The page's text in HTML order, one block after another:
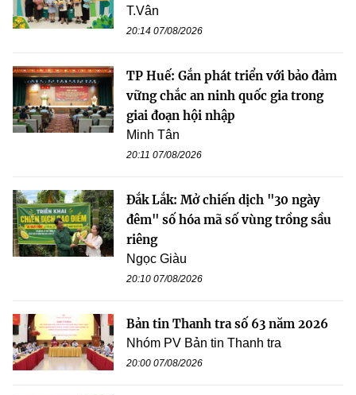
T.Vân
20:14 07/08/2026
TP Huế: Gắn phát triển với bảo đảm
vững chắc an ninh quốc gia trong
giai đoạn hội nhập
Minh Tân
20:11 07/08/2026
Đắk Lắk: Mở chiến dịch "30 ngày
đêm" số hóa mã số vùng trồng sầu
riêng
Ngọc Giàu
20:10 07/08/2026
Bản tin Thanh tra số 63 năm 2026
Nhóm PV Bản tin Thanh tra
20:00 07/08/2026